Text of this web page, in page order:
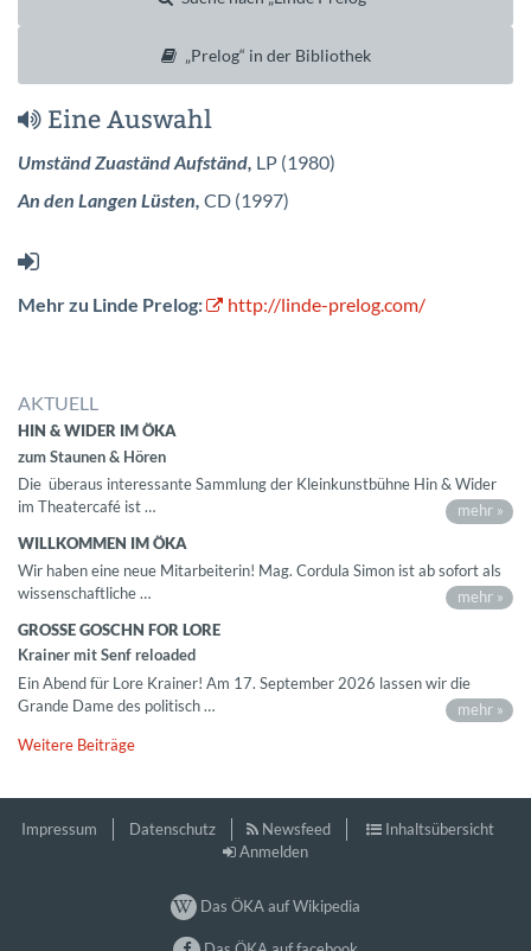
„Prelog“ in der Bibliothek
Eine Auswahl
Umständ Zuaständ Aufständ, LP (1980)
An den Langen Lüsten, CD (1997)
Mehr zu Linde Prelog: http://linde-prelog.com/
AKTUELL
HIN & WIDER IM ÖKA
zum Staunen & Hören
Die überaus interessante Sammlung der Kleinkunstbühne Hin & Wider
im Theatercafé ist …
mehr »
WILLKOMMEN IM ÖKA
Wir haben eine neue Mitarbeiterin! Mag. Cordula Simon ist ab sofort als
wissenschaftliche …
mehr »
GROSSE GOSCHN FOR LORE
Krainer mit Senf reloaded
Ein Abend für Lore Krainer! Am 17. September 2026 lassen wir die
Grande Dame des politisch …
mehr »
Weitere Beiträge
Impressum Datenschutz Newsfeed
Inhaltsübersicht
Anmelden
Das ÖKA auf Wikipedia